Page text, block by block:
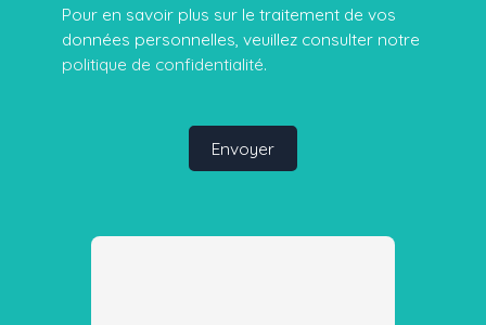
Pour en savoir plus sur le traitement de vos
données personnelles, veuillez consulter notre
politique de confidentialité.
Envoyer